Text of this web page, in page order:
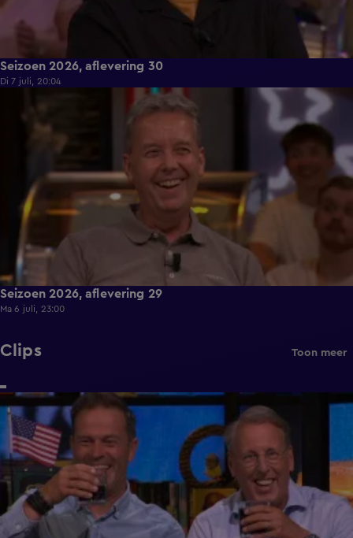
Seizoen 2026, aflevering 30
Di 7 juli, 20:04
Seizoen 2026, aflevering 29
Ma 6 juli, 23:00
Clips Toon meer